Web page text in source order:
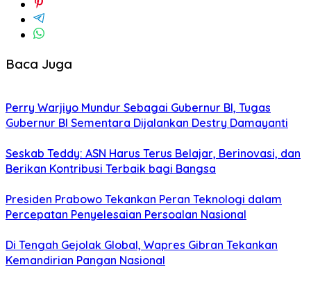
Baca Juga
Perry Warjiyo Mundur Sebagai Gubernur BI, Tugas
Gubernur BI Sementara Dijalankan Destry Damayanti
Seskab Teddy: ASN Harus Terus Belajar, Berinovasi, dan
Berikan Kontribusi Terbaik bagi Bangsa
Presiden Prabowo Tekankan Peran Teknologi dalam
Percepatan Penyelesaian Persoalan Nasional
Di Tengah Gejolak Global, Wapres Gibran Tekankan
Kemandirian Pangan Nasional